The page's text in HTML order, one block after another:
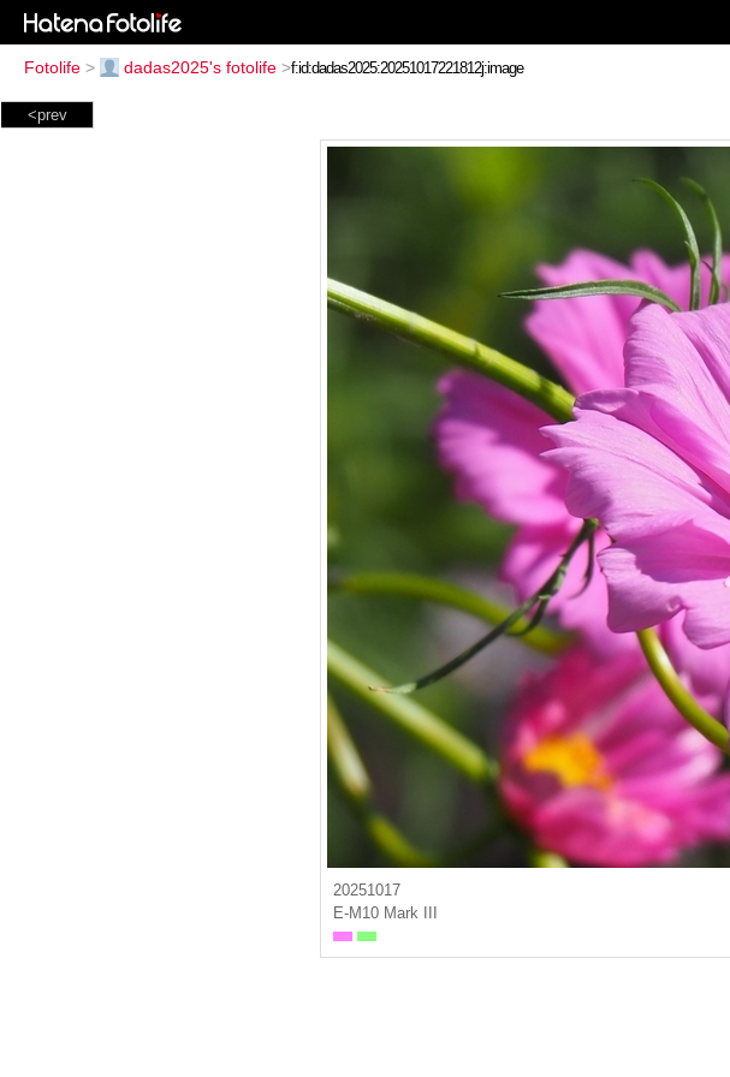
Fotolife > dadas2025's fotolife >
<prev
20251017
E-M10 Mark III